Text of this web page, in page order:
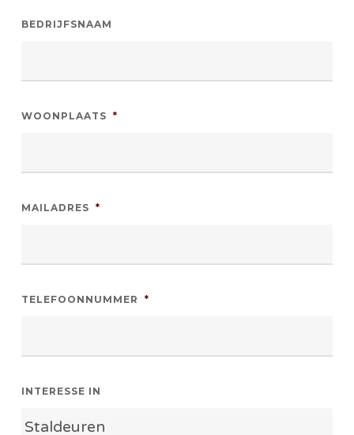
BEDRIJFSNAAM
WOONPLAATS *
MAILADRES *
TELEFOONNUMMER *
INTERESSE IN